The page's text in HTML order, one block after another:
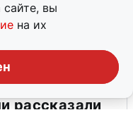
вы
на их
рассказали